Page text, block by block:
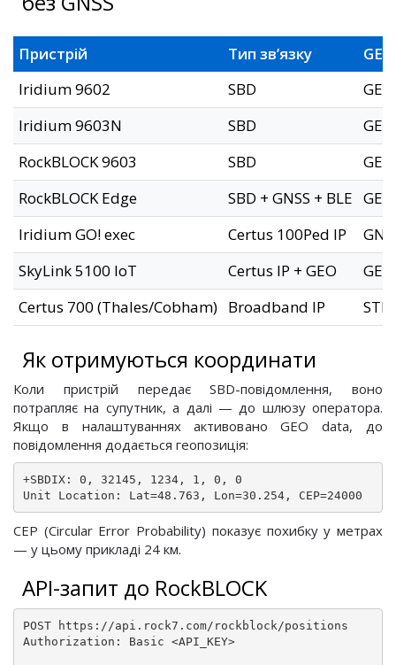
Пристрій Тип зв’язку
Iridium 9602
SBD
Iridium 9603N
SBD
RockBLOCK 9603
SBD
RockBLOCK Edge
SBD + GNSS + BLE
Iridium GO! exec
Certus 100Ped IP
SkyLink 5100 IoT
Certus IP + GEO
Certus 700 (Thales/Cobham) Broadband IP STL
Як отримуються координати
Коли пристрій передає SBD-повідомлення, воно
потрапляє на супутник, а далі — до шлюзу оператора.
Якщо в налаштуваннях активовано GEO data, до
повідомлення додається геопозиція:
+SBDIX: 0, 32145, 1234, 1, 0, 0
Unit Location: Lat=48.763, Lon=30.254, CEP=24000
CEP (Circular Error Probability) показує похибку у метрах
— у цьому прикладі 24 км.
API-запит до RockBLOCK
POST https://api.rock7.com/rockblock/positions
Authorization: Basic <API_KEY>